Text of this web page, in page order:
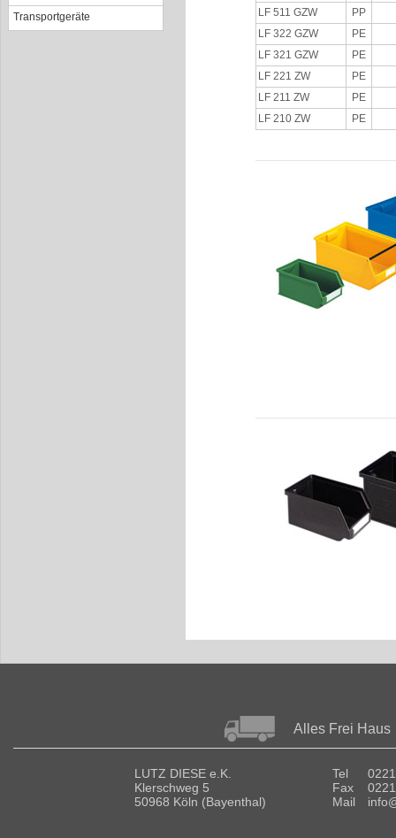
Transportgeräte
LF 511 GZW
PP
LF 322 GZW
PE
LF 321 GZW
PE
LF 221 ZW
PE
LF 211 ZW
PE
LF 210 ZW
PE
Alles Frei Haus
LUTZ DIESE e.K.
Klerschweg 5
50968 Köln (Bayenthal)
Tel
Fax
Mail